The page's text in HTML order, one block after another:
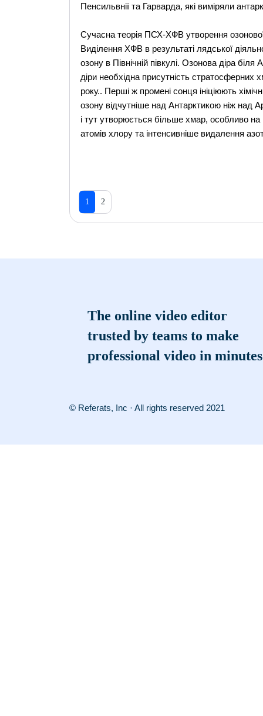
Пенсильвнії та Гарварда, які виміряли
Сучасна теорія ПСХ-ХФВ утворення
Виділення ХФВ в результаті лядської
озону в Північній півкулі. Озонова діра
діри необхідна присутність
року.. Перші ж промені сонця ініціюють
озону відчутніше над Антарктикою ніж над
і тут утворюється більше хмар, особливо
атомів хлору та інтенсивніше видалення
1 2
The online video editor
trusted by teams to make
professional video in minutes
© Referats, Inc · All rights reserved 2021